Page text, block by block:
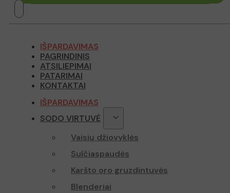
IŠPARDAVIMAS
PAGRINDINIS
ATSILIEPIMAI
PATARIMAI
KONTAKTAI
IŠPARDAVIMAS
SODO VIRTUVĖ
Vaisių džiovyklės
Sulčiaspaudės
Karšto oro gruzdintuvės
Blenderiai
_fbp